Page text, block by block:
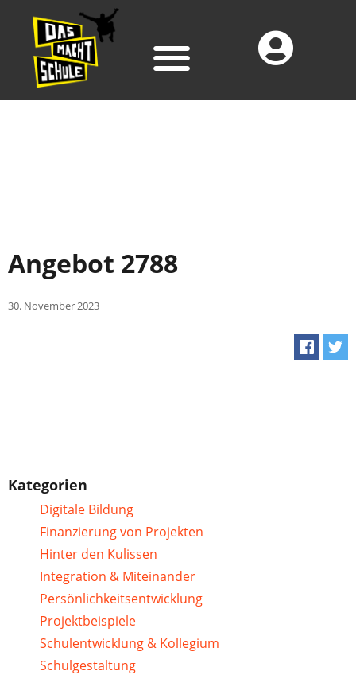
Angebot 2788
30. November 2023
Kategorien
Digitale Bildung
Finanzierung von Projekten
Hinter den Kulissen
Integration & Miteinander
Persönlichkeitsentwicklung
Projektbeispiele
Schulentwicklung & Kollegium
Schulgestaltung